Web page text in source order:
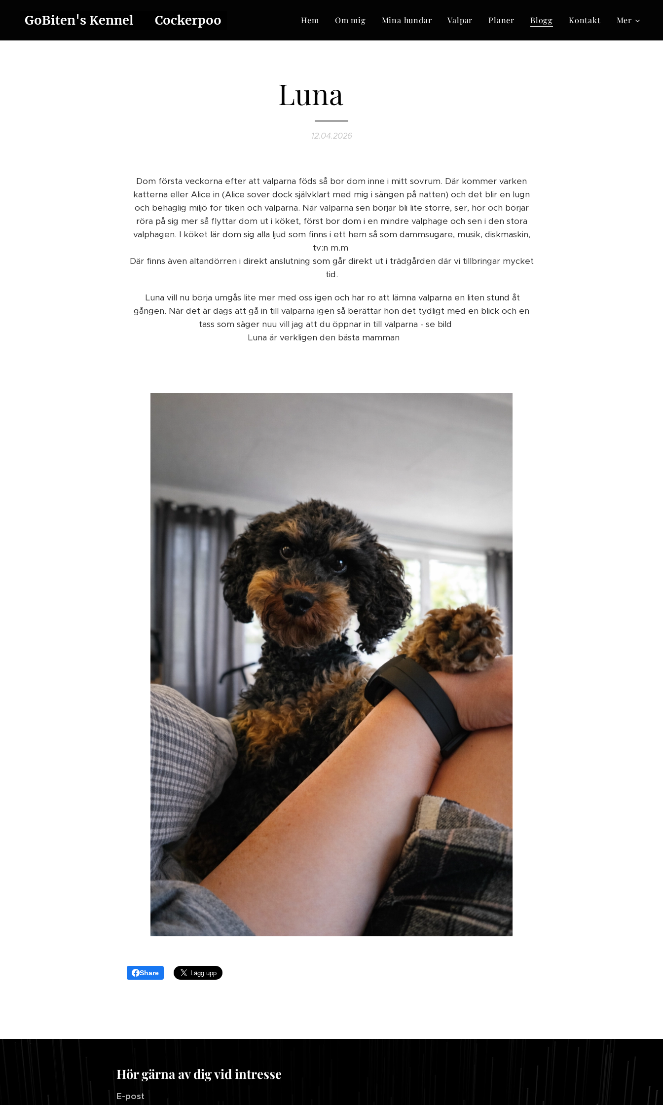
GoBiten's Kennel ❤️ Cockerpoo Hem Om mig Mina hundar Valpar Planer Blogg Kontakt Mer
Luna ❤️
12.04.2026
Dom första veckorna efter att valparna föds så bor dom inne i mitt sovrum. Där kommer varken
katterna eller Alice in (Alice sover dock självklart med mig i sängen på natten) och det blir en lugn
och behaglig miljö för tiken och valparna. När valparna sen börjar bli lite större, ser, hör och börjar
röra på sig mer så flyttar dom ut i köket, först bor dom i en mindre valphage och sen i den stora
valphagen. I köket lär dom sig alla ljud som finns i ett hem så som dammsugare, musik, diskmaskin,
tv:n m.m
Där finns även altandörren i direkt anslutning som går direkt ut i trädgården där vi tillbringar mycket
tid.
Luna vill nu börja umgås lite mer med oss igen och har ro att lämna valparna en liten stund åt
gången. När det är dags att gå in till valparna igen så berättar hon det tydligt med en blick och en
tass som säger nuu vill jag att du öppnar in till valparna - se bild ❤️
Luna är verkligen den bästa mamman 🥰
Share
Hör gärna av dig vid intresse
E-post